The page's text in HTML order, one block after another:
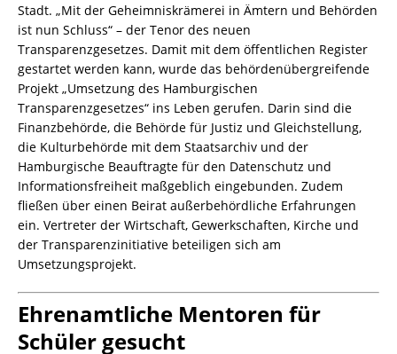
Stadt. „Mit der Geheimniskrämerei in Ämtern und Behörden
ist nun Schluss“ – der Tenor des neuen
Transparenzgesetzes. Damit mit dem öffentlichen Register
gestartet werden kann, wurde das behördenübergreifende
Projekt „Umsetzung des Hamburgischen
Transparenzgesetzes“ ins Leben gerufen. Darin sind die
Finanzbehörde, die Behörde für Justiz und Gleichstellung,
die Kulturbehörde mit dem Staatsarchiv und der
Hamburgische Beauftragte für den Datenschutz und
Informationsfreiheit maßgeblich eingebunden. Zudem
fließen über einen Beirat außerbehördliche Erfahrungen
ein. Vertreter der Wirtschaft, Gewerkschaften, Kirche und
der Transparenzinitiative beteiligen sich am
Umsetzungsprojekt.
Ehrenamtliche Mentoren für
Schüler gesucht